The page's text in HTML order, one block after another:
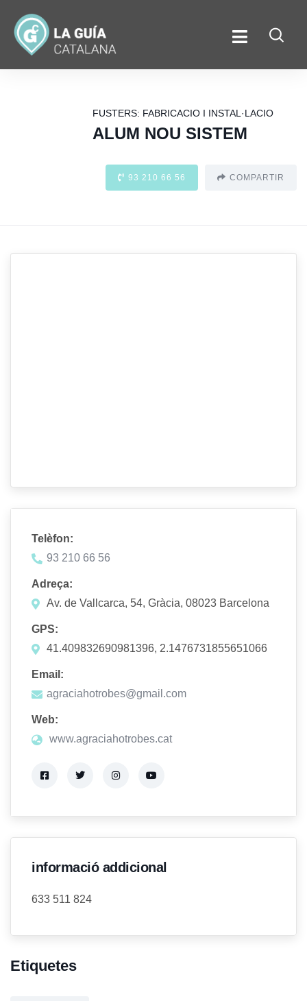
FUSTERS: FABRICACIO I INSTAL·LACIO
ALUM NOU SISTEM
93 210 66 56 COMPARTIR
Telèfon:
93 210 66 56
Adreça:
Av. de Vallcarca, 54, Gràcia, 08023 Barcelona
GPS:
41.409832690981396, 2.1476731855651066
Email:
agraciahotrobes@gmail.com
Web:
www.agraciahotrobes.cat
informació addicional
633 511 824
Etiquetes